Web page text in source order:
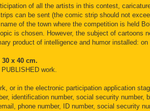
of all the artists in this contest,
can be sent (the comic strip should not
of the town where the competition is held
is chosen. However, the subject of cartoons
product of intelligence and humor installed:
x 40 cm.
work.
or in the electronic participation application
identification number, social security number,
phone number, ID number, social security